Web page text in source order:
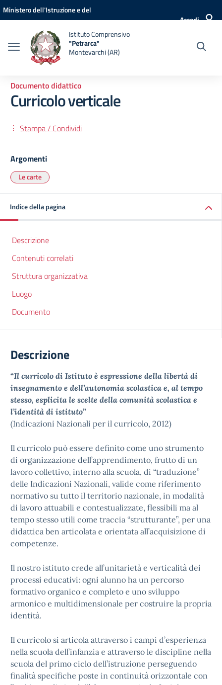
Vai ai contenuti
Vai al menu di navigazione
Vai al footer
Ministero dell'Istruzione e del
Accedi
Istituto Comprensivo
"Petrarca"
Montevarchi (AR)
Documento didattico
Curricolo verticale
Stampa / Condividi
Argomenti
Le carte
Indice della pagina
Descrizione
Contenuti correlati
Struttura organizzativa
Luogo
Documento
Descrizione
“Il curricolo di Istituto è espressione della libertà di
insegnamento e dell’autonomia scolastica e, al tempo
stesso, esplicita le scelte della comunità scolastica e
l’identità di istituto”
(Indicazioni Nazionali per il curricolo, 2012)
Il curricolo può essere definito come uno strumento
di organizzazione dell’apprendimento, frutto di un
lavoro collettivo, interno alla scuola, di “traduzione”
delle Indicazioni Nazionali, valide come riferimento
normativo su tutto il territorio nazionale, in modalità
di lavoro attuabili e contestualizzate, flessibili ma al
tempo stesso utili come traccia “strutturante”, per una
didattica ben articolata e orientata all’acquisizione di
competenze.
Il nostro istituto crede all’unitarietà e verticalità dei
processi educativi: ogni alunno ha un percorso
formativo organico e completo e uno sviluppo
armonico e multidimensionale per costruire la propria
identità.
Il curricolo si articola attraverso i campi d’esperienza
nella scuola dell’infanzia e attraverso le discipline nella
scuola del primo ciclo dell’istruzione perseguendo
finalità specifiche poste in continuità orizzontale con